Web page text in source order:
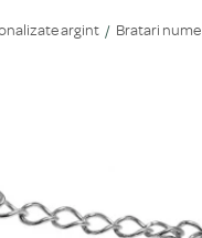
argint Bratari nume